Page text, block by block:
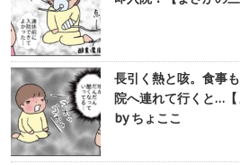
長引く熱と咳。食事
院へ連れて行くと…
by ちょここ